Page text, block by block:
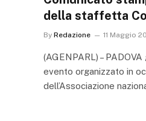
della staffetta
By Redazione 11 Maggio
(AGENPARL) –
evento organizzato in
dell’Associazione